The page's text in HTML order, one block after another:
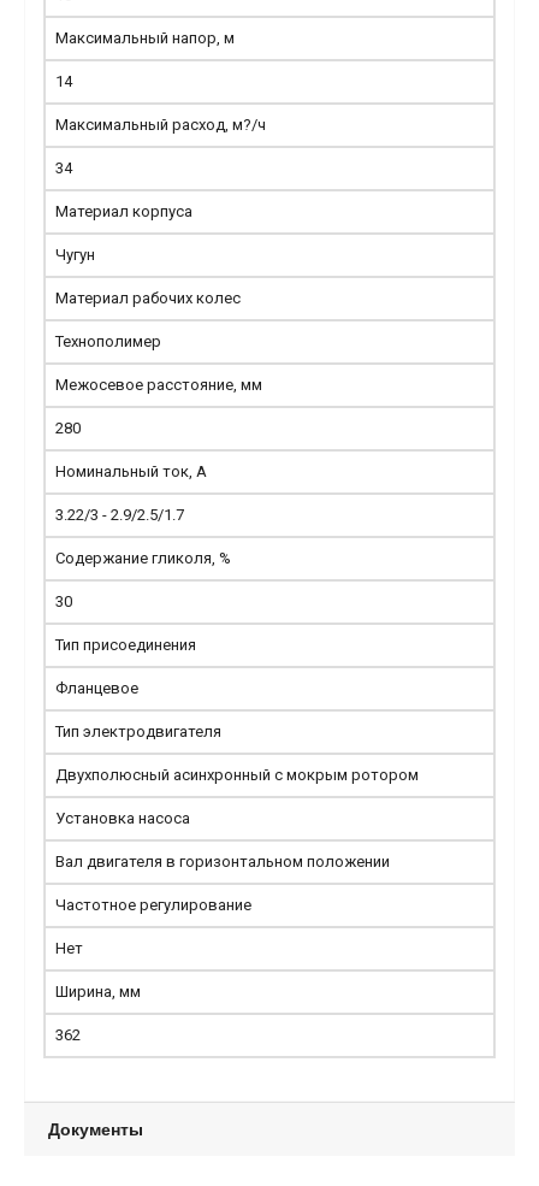
Максимальный напор, м
14
Максимальный расход, м?/ч
34
Материал корпуса
Чугун
Материал рабочих колес
Технополимер
Межосевое расстояние, мм
280
Номинальный ток, А
3.22/3 - 2.9/2.5/1.7
Содержание гликоля, %
30
Тип присоединения
Фланцевое
Тип электродвигателя
Двухполюсный асинхронный с мокрым ротором
Установка насоса
Вал двигателя в горизонтальном положении
Частотное регулирование
Нет
Ширина, мм
362
Документы